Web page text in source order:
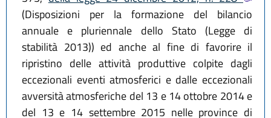
(Disposizioni per la formazione del bilancio
annuale e pluriennale dello Stato (Legge di
stabilità 2013)) ed anche al fine di favorire il
ripristino delle attività produttive colpite dagli
eccezionali eventi atmosferici e dalle eccezionali
avversità atmosferiche del 13 e 14 ottobre 2014 e
del 13 e 14 settembre 2015 nelle province di